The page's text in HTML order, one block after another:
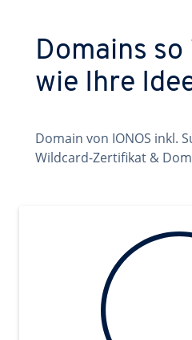
Domains
wie Ihre
Domain von IONOS inkl.
Wildcard-Zertifikat &